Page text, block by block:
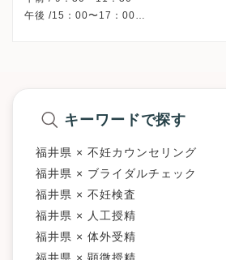
午後 /15：00〜17：00
キーワードで探す
福井県 × 不妊カウンセリング
福井県 × ブライダルチェック
福井県 × 不妊検査
福井県 × 人工授精
福井県 × 体外受精